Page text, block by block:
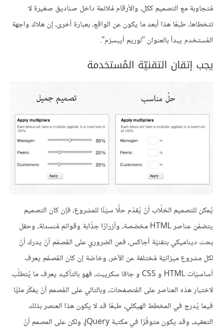
مُتجاوبة مع التصميم ككل، والأرقام مُلائمة داخل صناديق صغيرة لا
تتخطاها، طبعًا هذا أبعد ما يكون عن الواقع، بعبارة أخرى، إن هلاك واجهة
المُستخدم يبدأ بالعنوان "لوريم أيبسزم".
يجب إتقان التقنيّة المُستخدمة
يُمكن للتصميم الخلّاب أنّ يُقدّم حلًّا سيّئًا للمشروع، فإن كان التصميم
يتضمّن عناصر HTML مخصّصة، وأزرارًا جذّابة وقوائم مُنسدلة، وحقل
بحث ديناميكي بتقنيّة أجاكس، فمن الضروري على المُصمّم أنّ يدرك أنّ
لكل مشروع ميزانيّة مُختلفة عن الآخر، وخاصّة إن كان المُصمّم يعرف
أساسيّات HTML و CSS و جافا سكريبت، فهو بالتأكيد يعرف ما يُتطلّب
لاختبار هذه العناصر على المُتصفحات، وبالتالي على المُصمم أنّ يفكّر مليًّا
فيما يُدرج في المخطط الهيكلي، طبعًا قد لا يكون هذا العنصر بذلك
التعقيد، وقد يكون متوفّرًا في مكتبة jQuery، ولكن على المصمم أنّ